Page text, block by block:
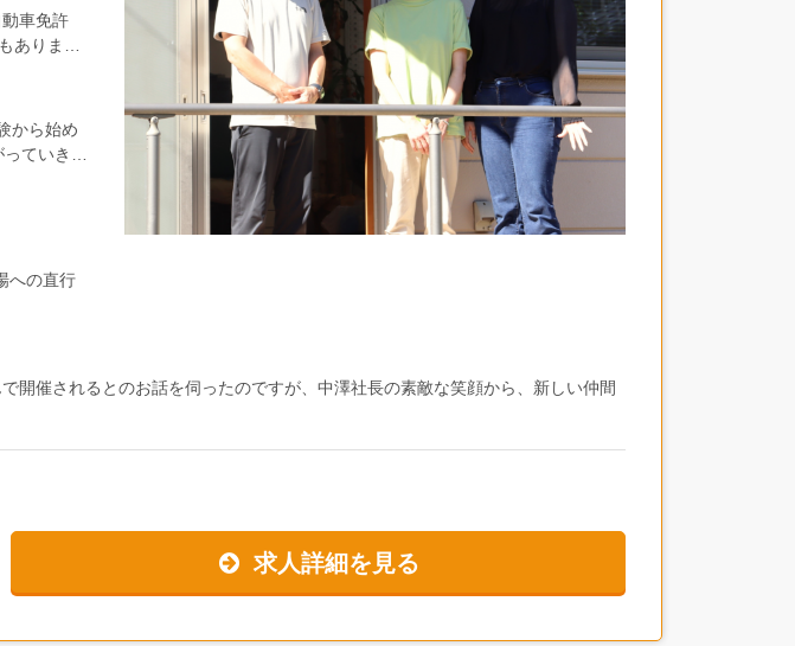
内部配
などの
を掘った
いきま
路下にあ
は重機を
、流山、
ることも
車免許
あります
技術者の
なる先輩
ながら帰
から始め
ていきま
望の場
への直行
開催されるとのお話を伺ったのですが、中澤社長の素敵な笑顔から、新しい仲間
を大切にする優しい会社だと感じました。
求人詳細を見る